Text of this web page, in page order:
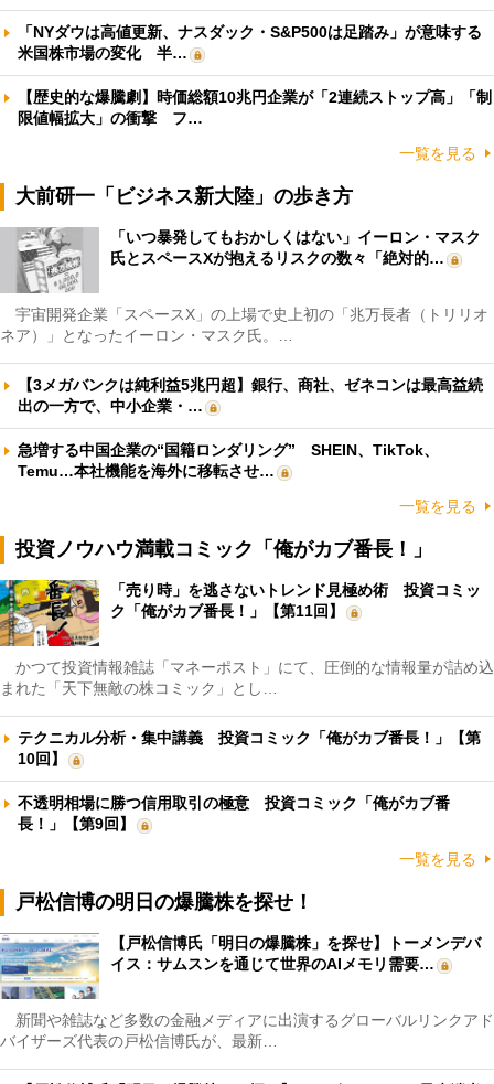
「NYダウは高値更新、ナスダック・S&P500は足踏み」が意味する
米国株市場の変化 半…
【歴史的な爆騰劇】時価総額10兆円企業が「2連続ストップ高」「制
限値幅拡大」の衝撃 フ…
一覧を見る
大前研一「ビジネス新大陸」の歩き方
「いつ暴発してもおかしくはない」イーロン・マスク
氏とスペースXが抱えるリスクの数々「絶対的…
宇宙開発企業「スペースX」の上場で史上初の「兆万長者（トリリオ
ネア）」となったイーロン・マスク氏。…
【3メガバンクは純利益5兆円超】銀行、商社、ゼネコンは最高益続
出の一方で、中小企業・…
急増する中国企業の“国籍ロンダリング” SHEIN、TikTok、
Temu…本社機能を海外に移転させ…
一覧を見る
投資ノウハウ満載コミック「俺がカブ番長！」
「売り時」を逃さないトレンド見極め術 投資コミッ
ク「俺がカブ番長！」【第11回】
かつて投資情報雑誌「マネーポスト」にて、圧倒的な情報量が詰め込
まれた「天下無敵の株コミック」とし…
テクニカル分析・集中講義 投資コミック「俺がカブ番長！」【第
10回】
不透明相場に勝つ信用取引の極意 投資コミック「俺がカブ番
長！」【第9回】
一覧を見る
戸松信博の明日の爆騰株を探せ！
【戸松信博氏「明日の爆騰株」を探せ】トーメンデバ
イス：サムスンを通じて世界のAIメモリ需要…
新聞や雑誌など多数の金融メディアに出演するグローバルリンクアド
バイザーズ代表の戸松信博氏が、最新…